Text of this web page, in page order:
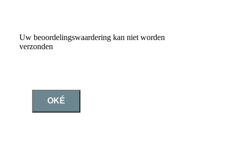
Uw beoordelingswaardering kan niet worden
verzonden
OKÉ